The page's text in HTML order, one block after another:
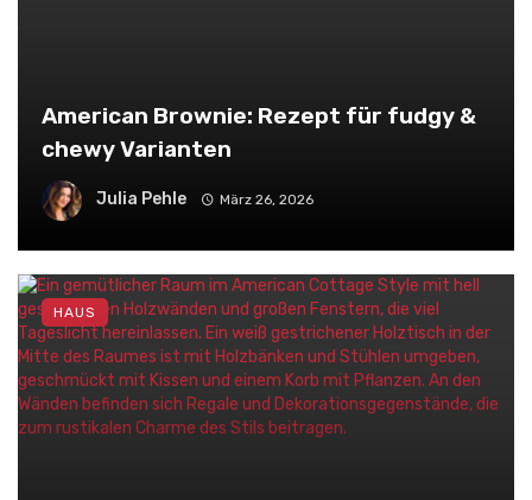
American Brownie: Rezept für fudgy &
chewy Varianten
Julia Pehle März 26, 2026
HAUS